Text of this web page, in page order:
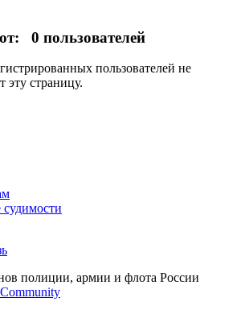
0 пользователей
пользователей не
эту страницу.
полиции, армии и флота России